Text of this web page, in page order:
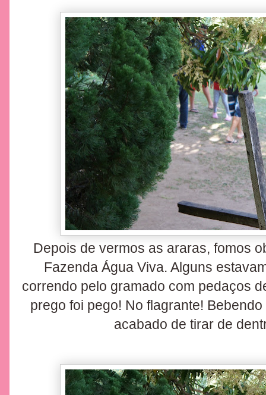
Depois de vermos as araras, fomos
Fazenda Água Viva. Alguns
correndo pelo gramado com pedaços
prego foi pego! No flagrante!
acabado de tirar de